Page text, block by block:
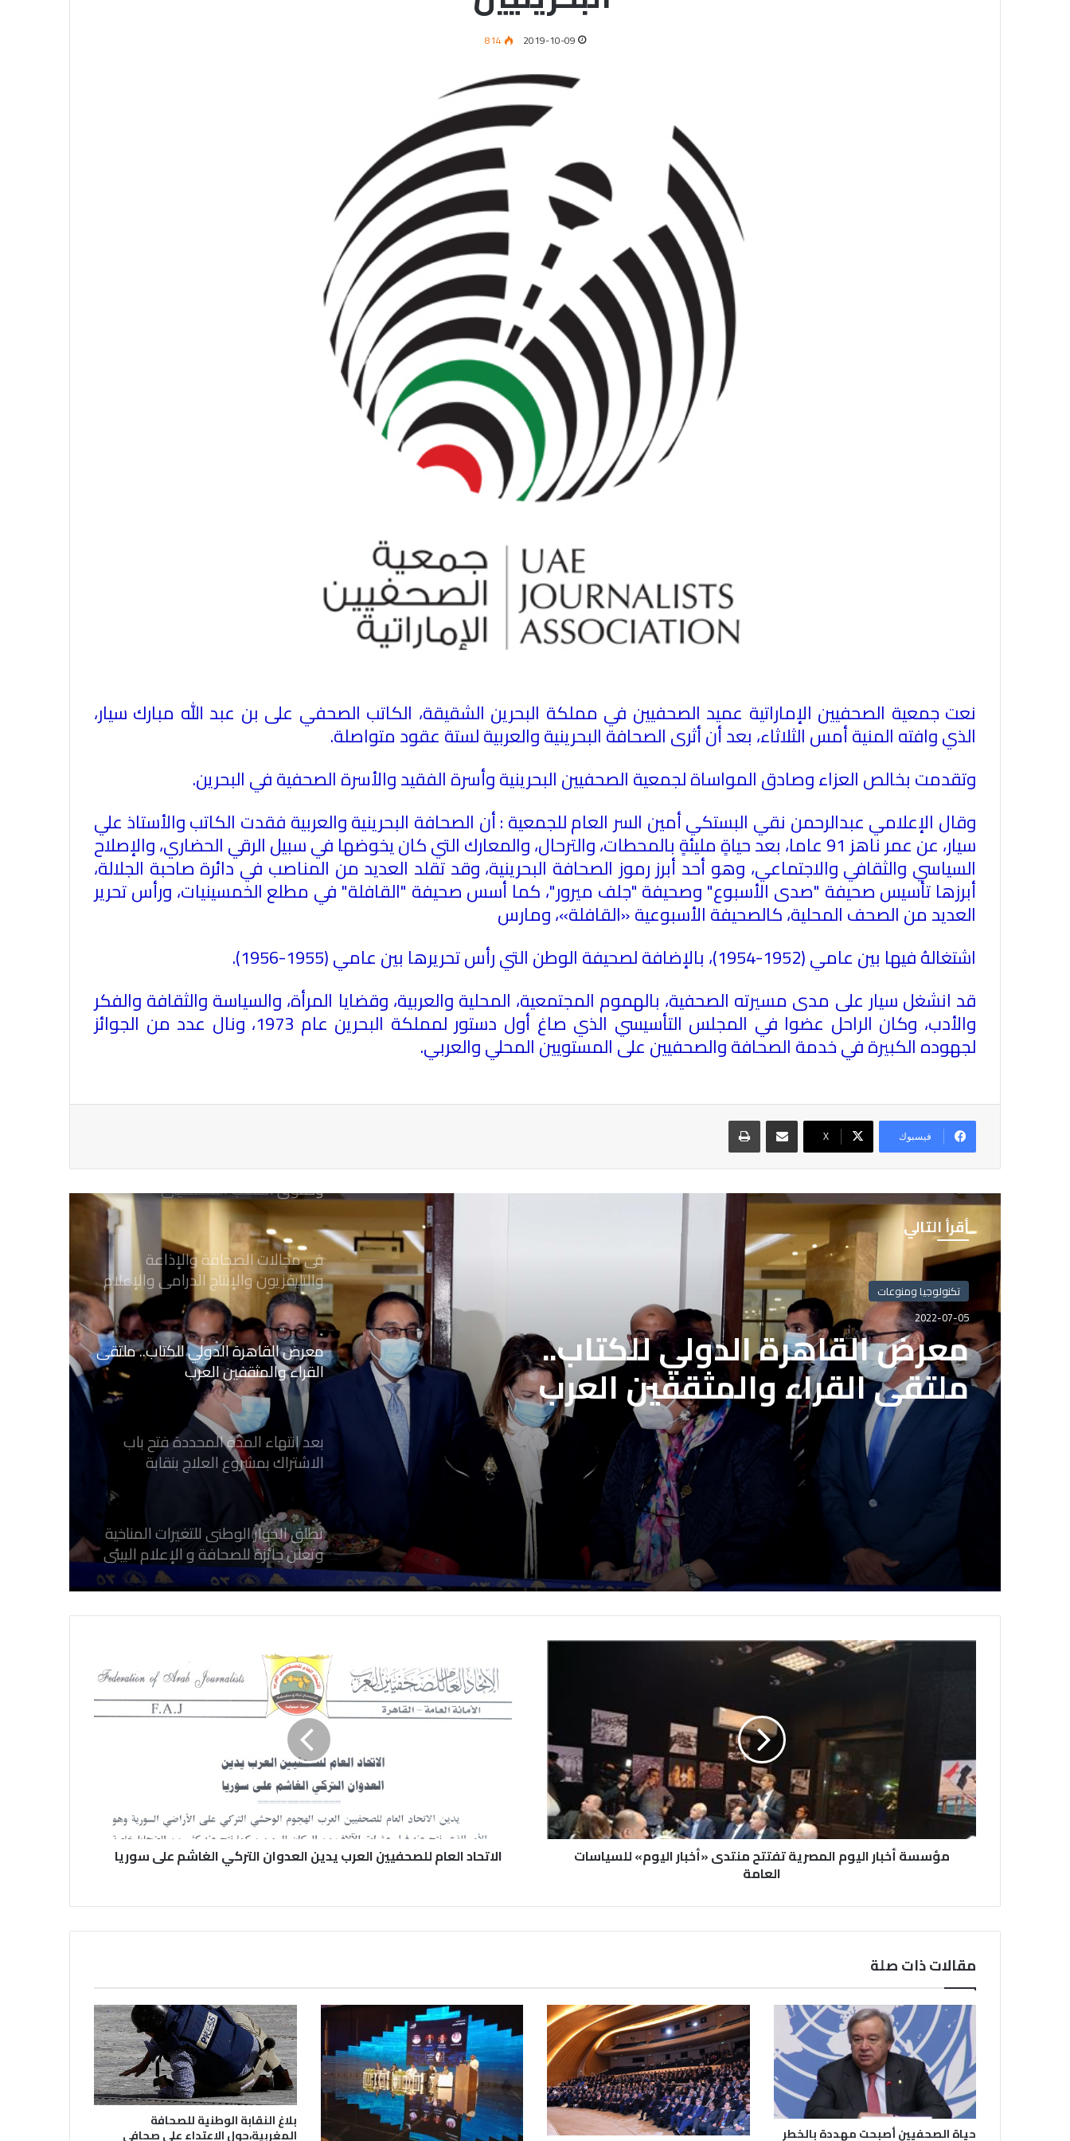
2019-10-09
814
نعت جمعية الصحفيين الإماراتية عميد الصحفيين في مملكة البحرين الشقيقة، الكاتب الصحفي على بن عبد الله مبارك سيار،
الذي وافته المنية أمس الثلاثاء، بعد أن أثرى الصحافة البحرينية والعربية لستة عقود متواصلة.
وتقدمت بخالص العزاء وصادق المواساة لجمعية الصحفيين البحرينية وأسرة الفقيد والأسرة الصحفية في البحرين.
وقال الإعلامي عبدالرحمن نقي البستكي أمين السر العام للجمعية : أن الصحافة البحرينية والعربية فقدت الكاتب والأستاذ علي
سيار، عن عمر ناهز 91 عاما، بعد حياةٍ مليئةٍ بالمحطات، والترحال، والمعارك التي كان يخوضها في سبيل الرقي الحضاري، والإصلاح
السياسي والثقافي والاجتماعي، وهو أحد أبرز رموز الصحافة البحرينية، وقد تقلد العديد من المناصب في دائرة صاحبة الجلالة،
أبرزها تأسيس صحيفة "صدى الأسبوع" وصحيفة "جلف ميرور"، كما أسس صحيفة "القافلة" في مطلع الخمسينيات، ورأس تحرير
العديد من الصحف المحلية، كالصحيفة الأسبوعية «القافلة»، ومارس
اشتغالهُ فيها بين عامي (1952-1954)، بالإضافة لصحيفة
الوطنالتي رأس تحريرها بين عامي (1955-1956).
قد انشغل سيار على مدى مسيرته الصحفية، بالهموم المجتمعية، المحلية والعربية، وقضايا المرأة، والسياسة والثقافة والفكر
والأدب، وكان الراحل عضوا في المجلس التأسيسي الذي صاغ أول دستور لمملكة البحرين عام 1973، ونال عدد من الجوائز
لجهوده الكبيرة في خدمة الصحافة والصحفيين على المستويين المحلي والعربي.
فيسبوك X
مشاركة عبر البريد طباعة
أقرأ التالي
تكنولوجيا ومنوعات
2022-07-05
معرض القاهرة الدولي للكتاب..
ملتقى القراء والمثقفين العرب
في احتفالية عيد الصحافة النجفية
بمناسبة مرور ١١٢ عاما على صدور أول
صحيفة (العلم)
في عيد الصحافة العراقية تحية لكل
الصحفيين ولأرواح شهداء الصحافة
رئيس العراق ومجلس الوزراء والنواب
والشخصيات العامة يهنؤن الصحفيين
العراقيين
الفوري عن الزميل الصحفي اسحق
يدعو الى دعم القضية الفلسطينية
وحقوق الشعب الفلسطيني
فى مجالات الصحافة والإذاعة
والتليفزيون والإنتاج الدرامى والإعلام
الرقمي
معرض القاهرة الدولي للكتاب.. ملتقى
القراء والمثقفين العرب
بعد انتهاء المدة المحددة فتح باب
الاشتراك بمشروع العلاج بنقابة
الصحفيين المصريين
تطلق الحوار الوطنى للتغيرات المناخية
وتعلن جائزة للصحافة و الإعلام ‎البيئي
عن التغيرات المناخية
نقابة الصحفيين العراقيين تستقبل طلبة
كلية الإعلام بجامعة المستقبل في بابل
في احتفالية عيد الصحافة النجفية
صحيفة (العلم)
في عيد الصحافة العراقية تحية لكل
الصحفيين ولأرواح شهداء الصحافة
رئيس العراق ومجلس الوزراء والنواب
العراقيين
يطالب السلطات السودانية بالإفراج
الفوري عن الزميل الصحفي اسحق
احمد فضل الله
يدعو الى دعم القضية الفلسطينية
وحقوق الشعب الفلسطيني
مؤسسة أخبار اليوم المصرية تفتتح منتدى «أخبار اليوم» للسياسات
العامة
الاتحاد العام للصحفيين العرب يدين العدوان التركي الغاشم على سوريا
مقالات ذات صلة
حياة الصحفيين أصبحت مهددة بالخطر
بلاغ النقابة الوطنية للصحافة
المغربية،حول الاعتداء على صحافي